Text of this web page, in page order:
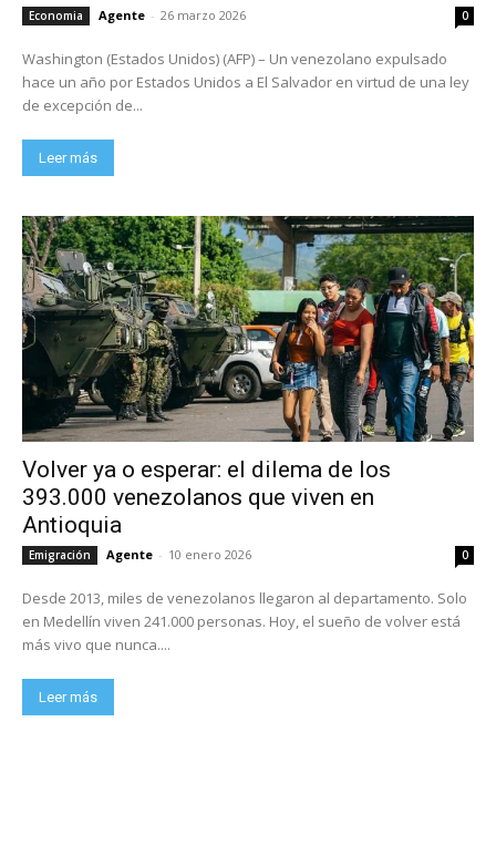
Economia Agente - 26 marzo 2026 0
Washington (Estados Unidos) (AFP) – Un venezolano expulsado
hace un año por Estados Unidos a El Salvador en virtud de una ley
de excepción de...
Leer más
Volver ya o esperar: el dilema de los
393.000 venezolanos que viven en
Antioquia
Emigración Agente - 10 enero 2026 0
Desde 2013, miles de venezolanos llegaron al departamento. Solo
en Medellín viven 241.000 personas. Hoy, el sueño de volver está
más vivo que nunca....
Leer más